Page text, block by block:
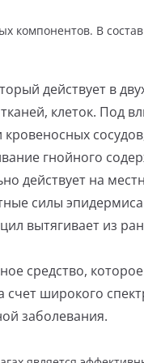
компонентов. В
действует в
клеток. Под
гнойного
действует на
силы
вытягивает из
средство,
широкого
заболевания.